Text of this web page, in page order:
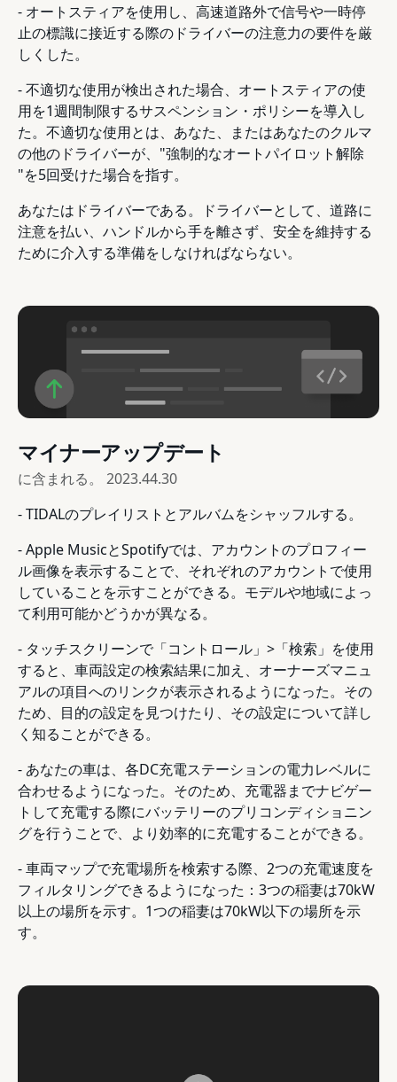
- オートスティアを使用し、高速道路外で信号や一時停
止の標識に接近する際のドライバーの注意力の要件を厳
しくした。
- 不適切な使用が検出された場合、オートスティアの使
用を1週間制限するサスペンション・ポリシーを導入し
た。不適切な使用とは、あなた、またはあなたのクルマ
の他のドライバーが、"強制的なオートパイロット解除
"を5回受けた場合を指す。
あなたはドライバーである。ドライバーとして、道路に
注意を払い、ハンドルから手を離さず、安全を維持する
ために介入する準備をしなければならない。
マイナーアップデート
に含まれる。 2023.44.30
- TIDALのプレイリストとアルバムをシャッフルする。
- Apple MusicとSpotifyでは、アカウントのプロフィー
ル画像を表示することで、それぞれのアカウントで使用
していることを示すことができる。モデルや地域によっ
て利用可能かどうかが異なる。
- タッチスクリーンで「コントロール」>「検索」を使用
すると、車両設定の検索結果に加え、オーナーズマニュ
アルの項目へのリンクが表示されるようになった。その
ため、目的の設定を見つけたり、その設定について詳し
く知ることができる。
- あなたの車は、各DC充電ステーションの電力レベルに
合わせるようになった。そのため、充電器までナビゲー
トして充電する際にバッテリーのプリコンディショニン
グを行うことで、より効率的に充電することができる。
- 車両マップで充電場所を検索する際、2つの充電速度を
フィルタリングできるようになった：3つの稲妻は70kW
以上の場所を示す。1つの稲妻は70kW以下の場所を示
す。